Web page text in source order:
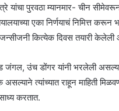
पुरवठा म्यानमार- चीन
एका निर्णयाचं निमित्त
कित्येक दिवस तयारी
जंगल, उंच डोंगर यांनी भरलेली
त्यांच्यात राहून माहिती
करतात.